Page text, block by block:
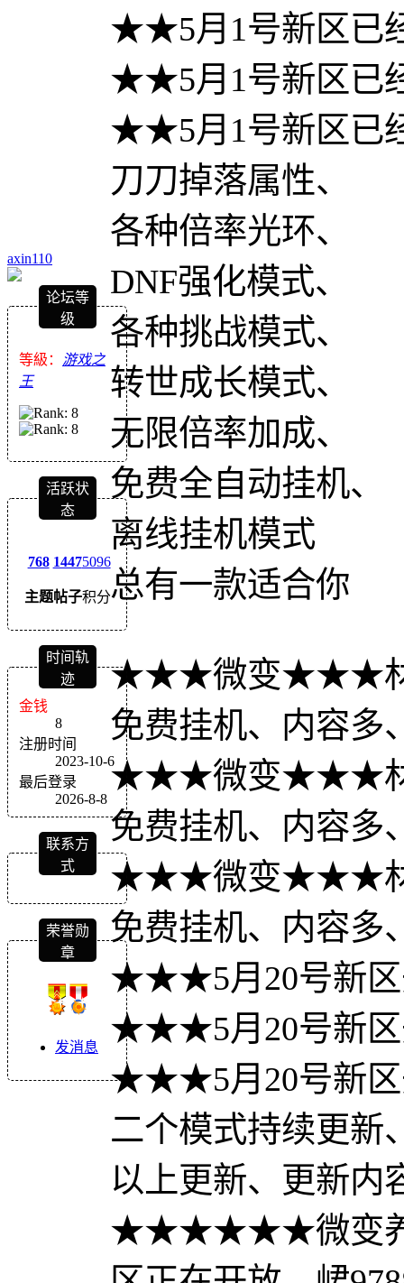
axin110
论坛等
级
等級： 游戏之
王
活跃状
态
768
主题
1447
帖子
5096
积分
时间轨
迹
金钱
8
注册时间
2023-10-6
最后登录
2026-8-8
联系方
式
荣誉勋
章
发消息
★★5月1号新区
★★5月1号新区
★★5月1号新区
刀刀掉落属性、
各种倍率光环、
DNF强化模式、
各种挑战模式、
转世成长模式、
无限倍率加成、
免费全自动挂机、
离线挂机模式
总有一款适合你
★★★微变★★★材
免费挂机、内容
★★★微变★★★材
免费挂机、内容
★★★微变★★★材
免费挂机、内容
★★★5月20号新
★★★5月20号新
★★★5月20号新
二个模式持续更新
以上更新、更新内
★★★★★★微变